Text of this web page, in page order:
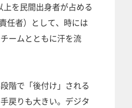
を民間出身者が占める
任者）として、時には
ームとともに汗を流
階で「後付け」される
戻りも大きい。デジタ